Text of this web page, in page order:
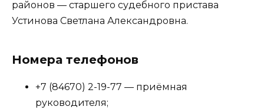
районов — старшего судебного пристава
Устинова Светлана Александровна.
Номера телефонов
+7 (84670) 2-19-77 — приёмная
руководителя;